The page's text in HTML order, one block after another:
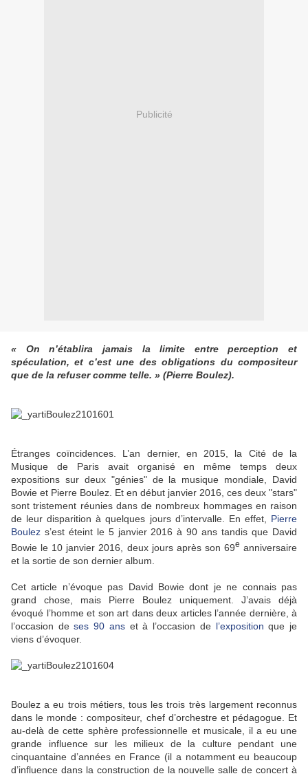
Publicité
« On n’établira jamais la limite entre perception et
spéculation, et c’est une des obligations du compositeur
que de la refuser comme telle. » (Pierre Boulez).
Étranges coïncidences. L’an dernier, en 2015, la Cité de la
Musique de Paris avait organisé en même temps deux
expositions sur deux "génies" de la musique mondiale, David
Bowie et Pierre Boulez. Et en début janvier 2016, ces deux "stars"
sont tristement réunies dans de nombreux hommages en raison
de leur disparition à quelques jours d’intervalle. En effet, Pierre
Boulez s’est éteint le 5 janvier 2016 à 90 ans tandis que David
Bowie le 10 janvier 2016, deux jours après son 69e anniversaire
et la sortie de son dernier album.
Cet article n’évoque pas David Bowie dont je ne connais pas
grand chose, mais Pierre Boulez uniquement. J’avais déjà
évoqué l’homme et son art dans deux articles l’année dernière, à
l’occasion deses 90 anset à l’occasion de l’exposition que je
viens d’évoquer.
Boulez a eu trois métiers, tous les trois très largement reconnus
dans le monde : compositeur, chef d’orchestre et pédagogue. Et
au-delà de cette sphère professionnelle et musicale, il a eu une
grande influence sur les milieux de la culture pendant une
cinquantaine d’années en France (il a notamment eu beaucoup
d’influence dans la construction de la nouvelle salle de concert à